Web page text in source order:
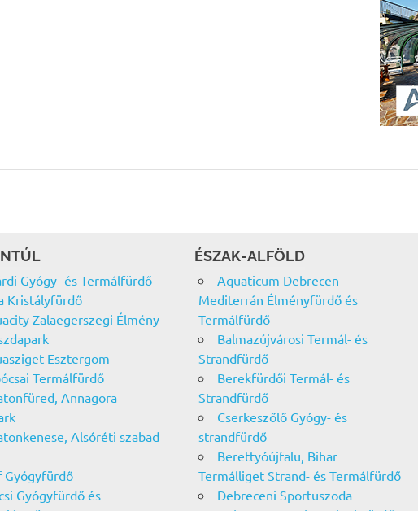
Gyógy- és Termálfürdő
Kristályfürdő
Zalaegerszegi Élmény-
Esztergom
Termálfürdő
Annagora
Alsóréti szabad
Gyógyfürdő
Gyógyfürdő és
ÉSZAK-ALFÖLD
Aquaticum Debrecen
Mediterrán Élményfürdő és
Termálfürdő
Balmazújvárosi Termál- és
Strandfürdő
Berekfürdői Termál- és
Strandfürdő
Cserkeszőlő Gyógy- és
strandfürdő
Berettyóújfalu, Bihar
Termálliget Strand- és Termálfürdő
Debreceni Sportuszoda